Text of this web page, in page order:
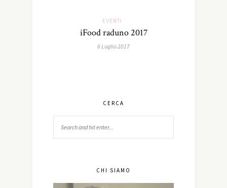
EVENTI
iFood raduno 2017
6 Luglio 2017
CERCA
CHI SIAMO